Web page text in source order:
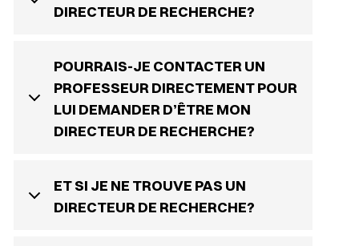
DIRECTEUR DE RECHERCHE?
POURRAIS-JE CONTACTER UN
PROFESSEUR DIRECTEMENT POUR
LUI DEMANDER D’ÊTRE MON
DIRECTEUR DE RECHERCHE?
ET SI JE NE TROUVE PAS UN
DIRECTEUR DE RECHERCHE?